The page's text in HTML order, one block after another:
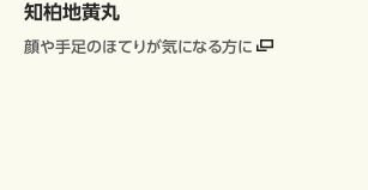
知柏地黄丸
顔や手足のほてりが気になる方に